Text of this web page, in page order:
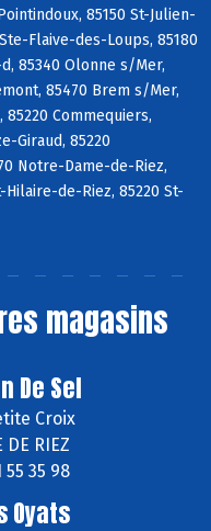
85150 St-Julien-
Flaive-des-Loups, 85180
85340 Olonne s/Mer,
85470 Brem s/Mer,
Commequiers,
Giraud, 85220
Notre-Dame-de-Riez,
de-Riez, 85220 St-
magasins
De Sel
Croix
DE RIEZ
55 35 98
Oyats